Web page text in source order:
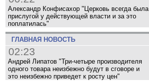
Александр Конфисахор "Церковь всегда была
прислугой у действующей власти и за это
поплатилась"
ГЛАВНАЯ НОВОСТЬ
02:23
Андрей Липатов "Три-четыре производителя
одного товара неизбежно будут в сговоре и
это неизбежно приведет к росту цен"